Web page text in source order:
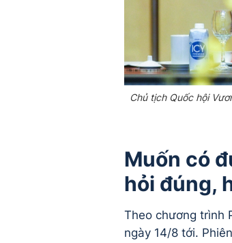
Chủ tịch Quốc hội
Muốn có
hỏi đúng,
Theo chương trình
ngày 14/8 tới.